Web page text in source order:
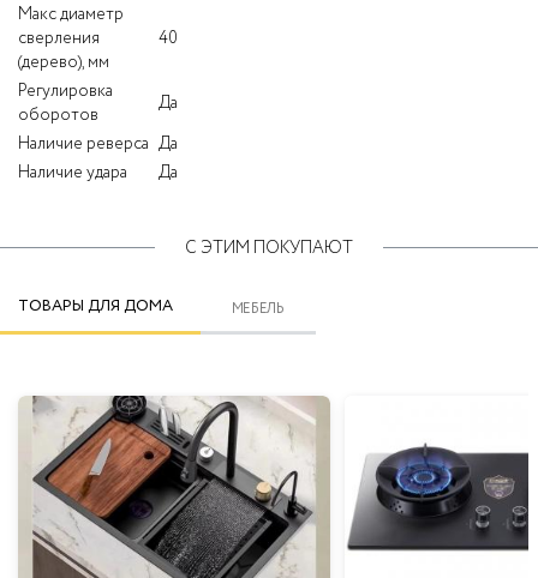
Макс диаметр
сверления
(дерево), мм
40
Регулировка
оборотов
Да
Наличие реверса Да
Наличие удара
Да
С ЭТИМ ПОКУПАЮТ
ТОВАРЫ ДЛЯ ДОМА МЕБЕЛЬ